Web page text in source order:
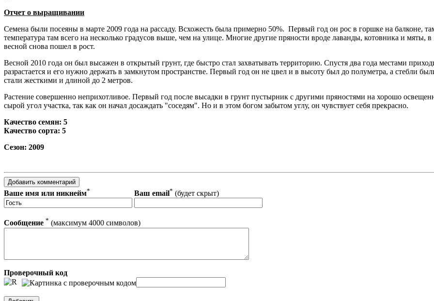
Отчет о выращивании
Семена были посеяны в марте 2009 года на рассаду. Всхожесть была примерно 50%. Первый год он рос в горшке на балконе,
температура там всего на несколько градусов выше, чем на улице. Многие другие пряности вроде лаванды, котовника и
весной снова пошел в рост.
Весной 2010 года он был высажен в открытый грунт, где быстро стал захватывать территорию. Спустя два года местами
разрастается и его нужно держать в замкнутом пространстве. Первый год он не цвел и в высоту был до полуметра, а стебли
стали жесткими и длиной до 2 метров.
Растение совершенно неприхотливое. Первый год после высадки в грунт пустырник с другими пряностями на хорошо
сырой угол участка, так как он начал досаждать "соседям". Но и в этом богом забытом углу, он чувствует себя прекрасно.
Качество семян: 5
Качество сорта: 5
Сезон: 2009
Ваше имя или никнейм* Ваш email* (будет скрыт)
Сообщение * (максимум 4000 символов)
Проверочный код